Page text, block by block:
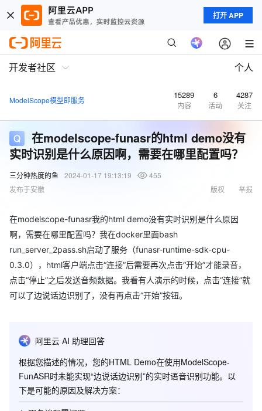
打开 APP
开发者社区 个人
ModelScope模型即服务 15289
内容
6
活动
4287
关注
在modelscope-funasr的html demo没有
实时识别是什么原因啊，需要在哪里配置吗？
三分钟热度的鱼 2024-01-17 19:13:19
455
发布于安徽
举报
版权
在modelscope-funasr我的html demo没有实时识别是什么原因
啊，需要在哪里配置吗？我在docker里面bash
run_server_2pass.sh启动了服务（funasr-runtime-sdk-cpu-
0.3.0），html客户端点击“连接”后需要再次点击“开始”才能录音，
点击“停止”之后发送音频数据。我看有人演示的时候，点击“连接”就
可以了边说话边识别了，没有再点击“开始”按钮。
阿里云 AI 助理回答
根据您描述的情况，您的HTML Demo在使用ModelScope-
FunASR时未能实现“边说话边识别”的实时语音识别功能。以
下是可能的原因及解决方案：